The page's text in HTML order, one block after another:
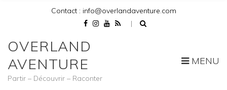
Contact : info@overlandaventure.com
OVERLAND
AVENTURE
Partir – Découvrir – Raconter
MENU